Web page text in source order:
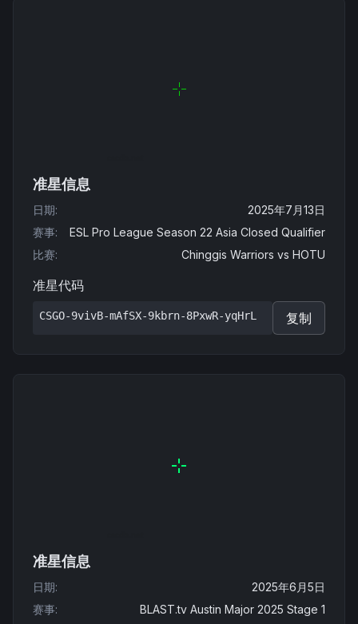
准星信息
日期:
2025年7月13日
赛事:
ESL Pro League Season 22 Asia Closed Qualifier
比赛: Chinggis Warriors vs HOTU
准星代码
CSGO-9vivB-mAfSX-9kbrn-8PxwR-yqHrL 复制
准星信息
日期:
2025年6月5日
赛事:
BLAST.tv Austin Major 2025 Stage 1